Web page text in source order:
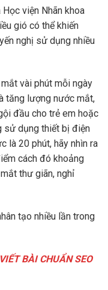
viện Nhãn khoa
gió có thể khiến
nghị sử dụng nhiều
vài phút mỗi ngày
tăng lượng nước mắt,
đầu cho trẻ em hoặc
sử dụng thiết bị điện
là 20 phút, hãy nhìn ra
cách đó khoảng
thư giãn, nghỉ
tạo nhiều lần trong
BÀI CHUẨN SEO